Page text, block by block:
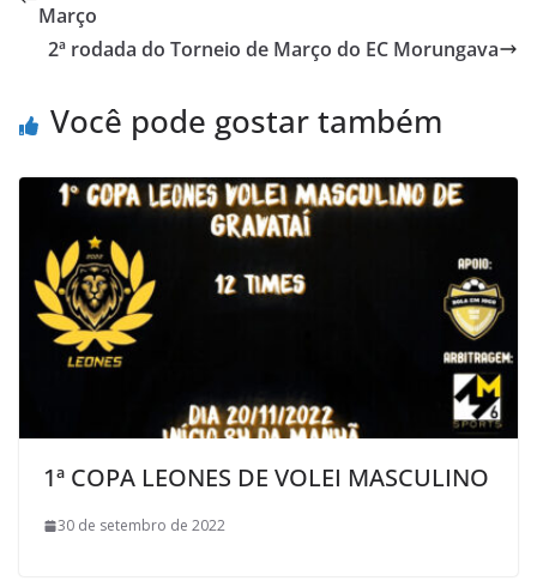
A
p
M
l
Março
2ª rodada do Torneio de Março do EC Morungava
Você pode gostar também
1ª COPA LEONES DE VOLEI MASCULINO
30 de setembro de 2022